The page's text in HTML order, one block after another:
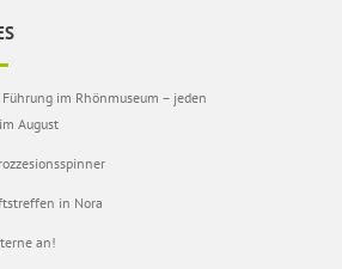
im Rhönmuseum – jeden
August
in Nora
an!